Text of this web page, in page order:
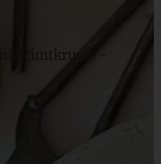
Zimtkruste -